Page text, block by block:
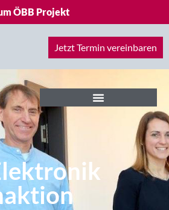
ÖBB Projekt
Jetzt Termin vereinbaren